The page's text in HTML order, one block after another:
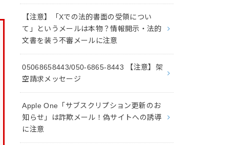
【注意】「Xでの法的書面の受領につい
て」というメールは本物？情報開示・法的
文書を装う不審メールに注意
05068658443/050-6865-8443 【注意】架
空請求メッセージ
Apple One「サブスクリプション更新のお
知らせ」は詐欺メール！偽サイトへの誘導
に注意